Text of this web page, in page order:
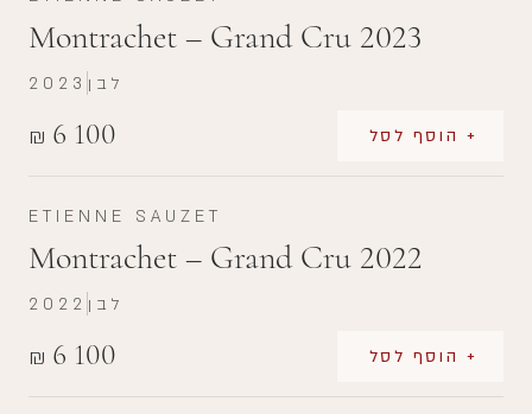
Montrachet – Grand Cru 2023
₪ 6 100 + הוסף לסל
2023 לבן
ETIENNE SAUZET
Montrachet – Grand Cru 2022
₪ 6 100 + הוסף לסל
2022 לבן